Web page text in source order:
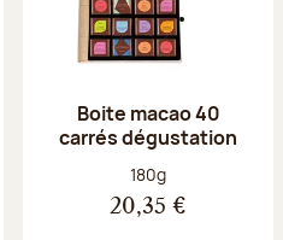
Boite macao 40
carrés dégustation
Poids net :
180g
20,35 €